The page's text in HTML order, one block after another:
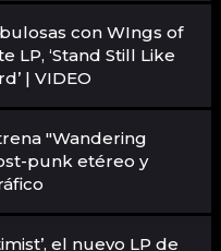
con WIngs of
LP, ‘Stand Still Like
| VIDEO
"Wandering
punk etéreo y
el nuevo LP de